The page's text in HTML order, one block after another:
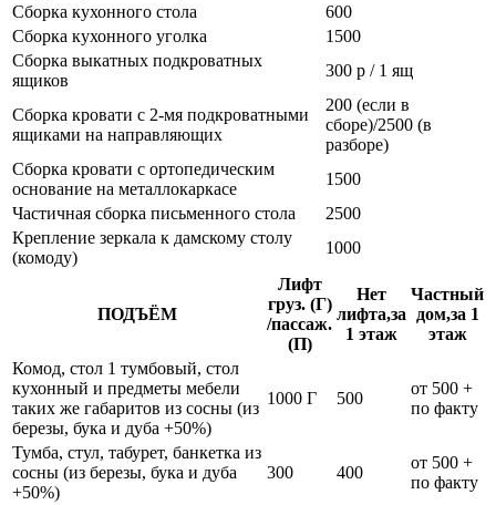
Сборка кухонного стола
600
Сборка кухонного уголка
1500
Сборка выкатных подкроватных
ящиков
300 р / 1 ящ
Сборка кровати с 2-мя подкроватными
ящиками на направляющих
200 (если в
сборе)/2500 (в
разборе)
Сборка кровати с ортопедическим
основание на металлокаркасе
1500
Частичная сборка письменного стола
2500
Крепление зеркала к дамскому столу
(комоду)
1000
ПОДЪЁМ
Лифт
груз. (Г)
/пассаж.
(П)
Нет
лифта,за
1 этаж
Частный
дом,за 1
этаж
Комод, стол 1 тумбовый, стол
кухонный и предметы мебели
таких же габаритов из сосны (из
березы, бука и дуба +50%)
1000 Г 500
от 500 +
по факту
Тумба, стул, табурет, банкетка из
сосны (из березы, бука и дуба
+50%)
300 400
от 500 +
по факту